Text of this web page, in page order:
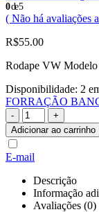
0de 5
( Não há avaliações
R$55.00
Rodape VW
Disponibilidade: 2
FORRAÇÃO
-
+
Adicionar ao carrinho
E-mail
Descrição
Informação
Avaliações (0)